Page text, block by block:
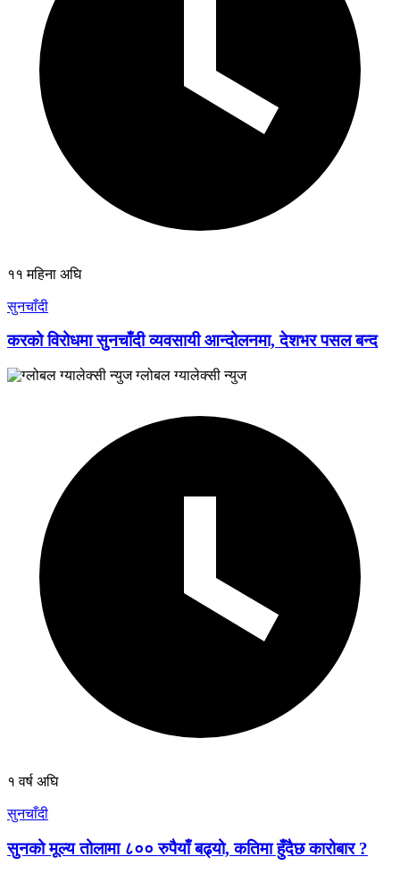
११ महिना अघि
सुनचाँदी
करको विरोधमा सुनचाँदी व्यवसायी आन्दोलनमा, देशभर पसल बन्द
ग्लोबल ग्यालेक्सी न्युज
१ वर्ष अघि
सुनचाँदी
सुनको मूल्य तोलामा ८०० रुपैयाँ बढ्यो, कतिमा हुँदैछ कारोबार ?